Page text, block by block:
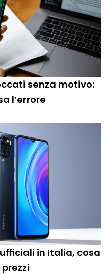
senza motivo:
l’errore
ufficiali in Italia, cosa